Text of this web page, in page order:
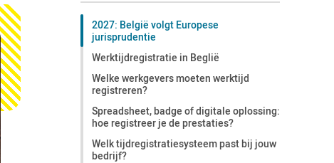
2027: België volgt Europese
jurisprudentie
Werktijdregistratie in Beglië
Welke werkgevers moeten werktijd
registreren?
Spreadsheet, badge of digitale oplossing:
hoe registreer je de prestaties?
Welk tijdregistratiesysteem past bij jouw
bedrijf?